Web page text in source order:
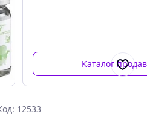
Каталог
12533